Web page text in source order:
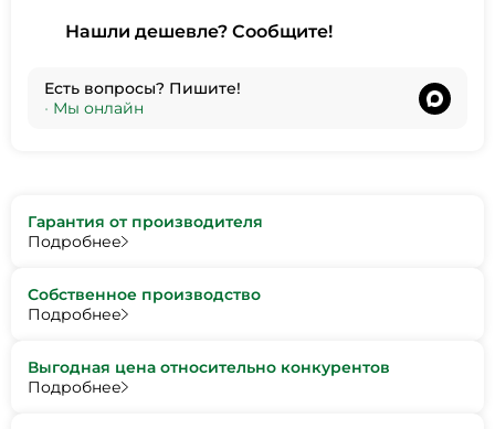
Нашли дешевле? Сообщите!
Есть вопросы? Пишите!
• Мы онлайн
Гарантия от производителя
Подробнее
Собственное производство
Подробнее
Выгодная цена относительно конкурентов
Подробнее